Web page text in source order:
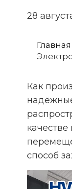
28
Главная
Как
способ